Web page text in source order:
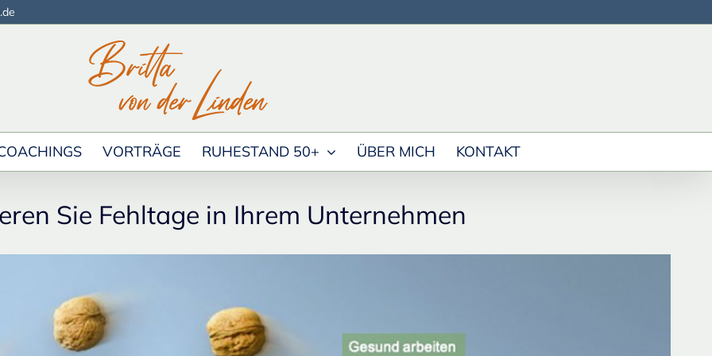
VORTRÄGE RUHESTAND 50+ ÜBER MICH KONTAKT
Sie Fehltage in Ihrem Unternehmen